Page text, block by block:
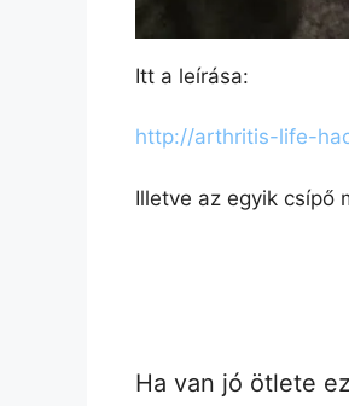
Itt a leírása:
http://arthritis-life-
Illetve az egyik csípő
Ha van jó ötlete